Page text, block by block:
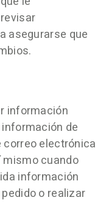
asegurarse que
información
de
electrónica
cuando
información
o realizar